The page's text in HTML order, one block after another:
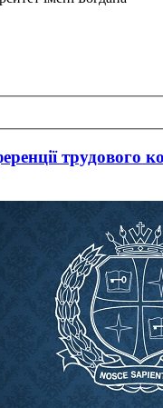
трудового